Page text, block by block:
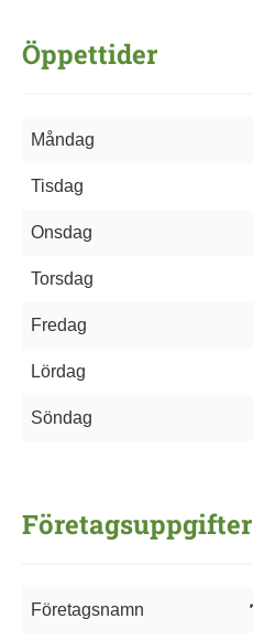
Öppettider
Måndag
Tisdag
Onsdag
Torsdag
Fredag
Lördag
Söndag
Företagsuppgifter
Företagsnamn